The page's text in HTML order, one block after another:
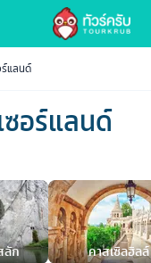
แลนด์
ซอร์แลนด์
ลัก คาสเซิลฮิลล์